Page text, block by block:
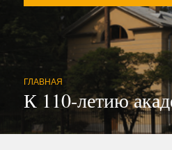
ГЛАВНАЯ
К 110-летию